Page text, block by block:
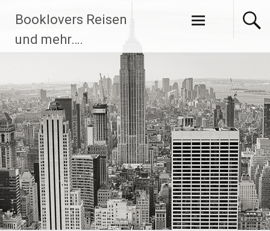
Inhalt
springen
Booklovers Reisen
und mehr….